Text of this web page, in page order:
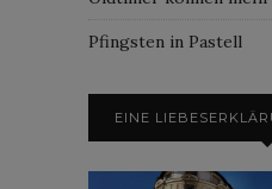
Pfingsten in Pastell
EINE